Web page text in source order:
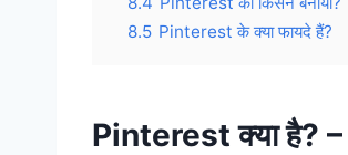
8.5 Pinterest के क्या फायदे हैं?
Pinterest क्या है?